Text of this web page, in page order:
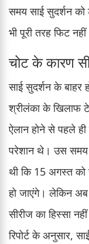
समय साई सुदर्शन को
भी पूरी तरह फिट
चोट के कारण
साई सुदर्शन के
श्रीलंका के खिलाफ
ऐलान होने से पहले
परेशान थे। उस समय
थी कि 15 अगस्त को
हो जाएंगे। लेकिन अब
सीरीज का हिस्सा
रिपोर्ट के अनुसार,